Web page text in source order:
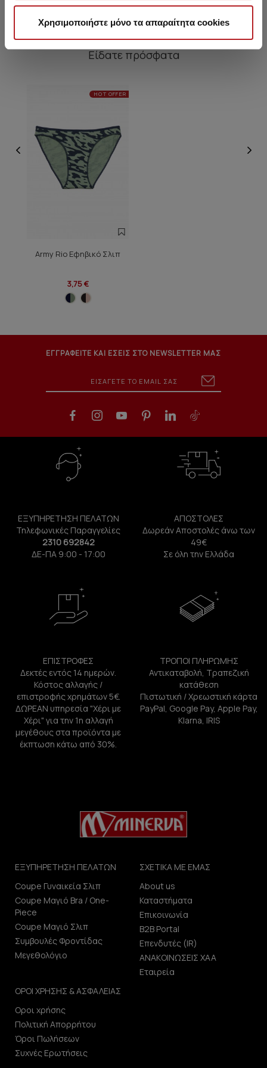
Χρησιμοποιήστε μόνο τα απαραίτητα cookies
Είδατε πρόσφατα
HOT OFFER
Army Rio Εφηβικό Σλιπ
3,75 €
ΕΓΓΡΑΦΕΙΤΕ ΚΑΙ ΕΣΕΙΣ ΣΤΟ NEWSLETTER ΜΑΣ
ΕΞΥΠΗΡΕΤΗΣΗ ΠΕΛΑΤΩΝ
Τηλεφωνικές Παραγγελίες
2310 692842
ΔΕ-ΠΑ 9:00 - 17:00
ΑΠΟΣΤΟΛΕΣ
Δωρεάν Αποστολές άνω των
49€
Σε όλη την Ελλάδα
ΕΠΙΣΤΡΟΦΕΣ
Δεκτές εντός 14 ημερών.
Κόστος αλλαγής /
επιστροφής χρημάτων 5€.
ΔΩΡΕΑΝ υπηρεσία "Χέρι με
Χέρι" για την 1η αλλαγή
μεγέθους στα προϊόντα με
έκπτωση κάτω από 30%.
ΤΡΟΠΟΙ ΠΛΗΡΩΜΗΣ
Αντικαταβολή, Τραπεζική
κατάθεση
Πιστωτική / Χρεωστική κάρτα
PayPal, Google Pay, Apple Pay,
Klarna, IRIS
ΕΞΥΠΗΡΕΤΗΣΗ ΠΕΛΑΤΩΝ
Coupe Γυναικεία Σλιπ
Coupe Μαγιό Bra / One-
Piece
Coupe Μαγιό Σλιπ
Συμβουλές Φροντίδας
Μεγεθολόγιο
ΣΧΕΤΙΚΑ ΜΕ ΕΜΑΣ
About us
Καταστήματα
Επικοινωνία
B2B Portal
Επενδυτές (IR)
ΑΝΑΚΟΙΝΩΣΕΙΣ ΧΑΑ
Εταιρεία
ΟΡΟΙ ΧΡΗΣΗΣ & ΑΣΦΑΛΕΙΑΣ
Οροι χρήσης
Πολιτική Απορρήτου
Όροι Πωλήσεων
Συχνές Ερωτήσεις